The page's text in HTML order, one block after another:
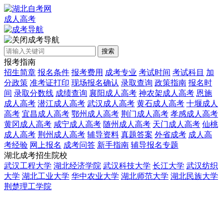
成人高考
成考导航
搜索
报考指南
招生简章 报名条件 报考费用 成考专业 考试时间 考试科目 加
分政策 准考证打印 现场报名确认 录取查询 政策指南 报名时
间 录取分数线 成绩查询 襄阳成人高考 神农架成人高考 恩施
成人高考 潜江成人高考 武汉成人高考 黄石成人高考 十堰成人
高考 宜昌成人高考 鄂州成人高考 荆门成人高考 孝感成人高考
黄冈成人高考 咸宁成人高考 随州成人高考 天门成人高考 仙桃
成人高考 荆州成人高考 辅导资料 真题答案 外省成考 成人高
考经验 网上报名 成考问答 新手指南 辅导报名专题
湖北成考招生院校
武汉工程大学 湖北经济学院 武汉科技大学 长江大学 武汉纺织
大学 湖北工业大学 华中农业大学 湖北师范大学 湖北民族大学
荆楚理工学院